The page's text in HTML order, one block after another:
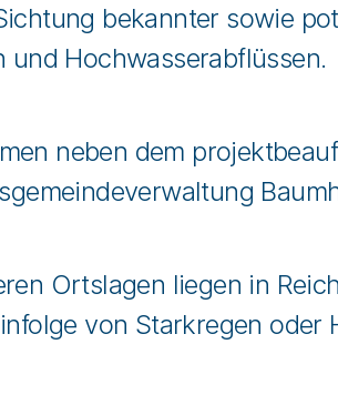
bekannter sowie
und Hochwasserabflüssen.
neben dem
Ortslagen liegen in
von Starkregen oder